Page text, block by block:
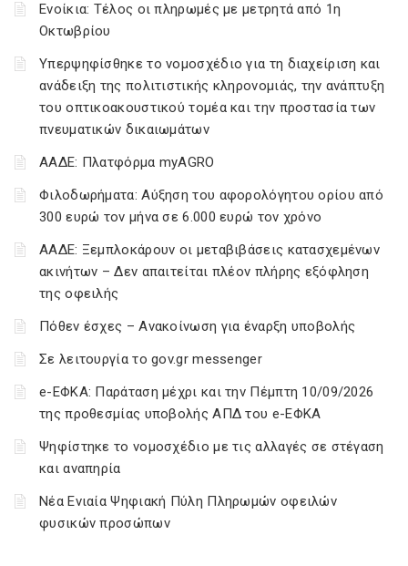
Ενοίκια: Τέλος οι πληρωμές με μετρητά από 1η
Οκτωβρίου
Υπερψηφίσθηκε το νομοσχέδιο για τη διαχείριση και
ανάδειξη της πολιτιστικής κληρονομιάς, την ανάπτυξη
του οπτικοακουστικού τομέα και την προστασία των
πνευματικών δικαιωμάτων
ΑΑΔΕ: Πλατφόρμα myAGRO
Φιλοδωρήματα: Αύξηση του αφορολόγητου ορίου από
300 ευρώ τον μήνα σε 6.000 ευρώ τον χρόνο
ΑΑΔΕ: Ξεμπλοκάρουν οι μεταβιβάσεις κατασχεμένων
ακινήτων – Δεν απαιτείται πλέον πλήρης εξόφληση
της οφειλής
Πόθεν έσχες – Ανακοίνωση για έναρξη υποβολής
Σε λειτουργία το gov.gr messenger
e-ΕΦΚΑ: Παράταση μέχρι και την Πέμπτη 10/09/2026
της προθεσμίας υποβολής ΑΠΔ του e-ΕΦΚΑ
Ψηφίστηκε το νομοσχέδιο με τις αλλαγές σε στέγαση
και αναπηρία
Νέα Ενιαία Ψηφιακή Πύλη Πληρωμών οφειλών
φυσικών προσώπων